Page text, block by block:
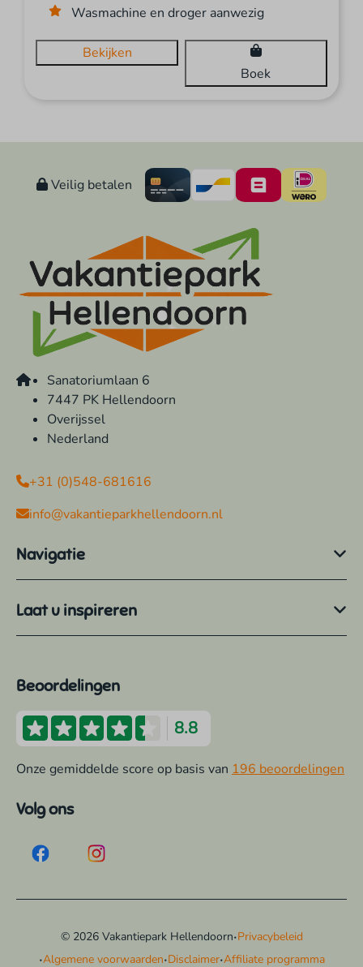
Wasmachine en droger aanwezig
Bekijken
Boek
Veilig betalen
Sanatoriumlaan 6
7447 PK Hellendoorn
Overijssel
Nederland
+31 (0)548-681616
info@vakantieparkhellendoorn.nl
Navigatie
Laat u inspireren
Beoordelingen
8.8
Onze gemiddelde score op basis van 196 beoordelingen
Volg ons
© 2026 Vakantiepark Hellendoorn·Privacybeleid
·Algemene voorwaarden·Disclaimer·Affiliate programma